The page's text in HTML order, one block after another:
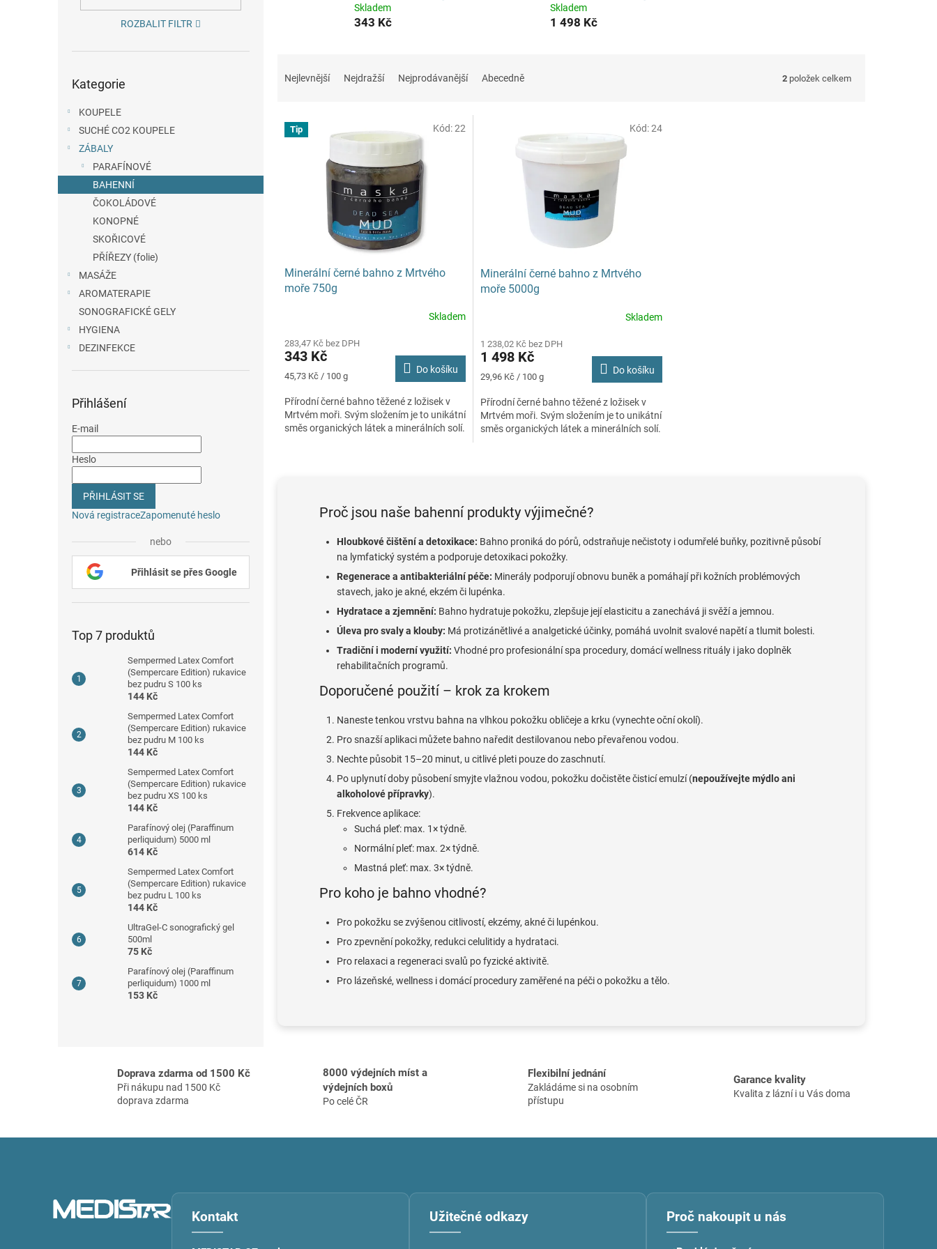
ROZBALIT FILTR
kategorie
Kategorie
KOUPELE
SUCHÉ CO2 KOUPELE
ZÁBALY
PARAFÍNOVÉ
BAHENNÍ
ČOKOLÁDOVÉ
KONOPNÉ
SKOŘICOVÉ
PŘÍŘEZY (folie)
MASÁŽE
AROMATERAPIE
SONOGRAFICKÉ GELY
HYGIENA
DEZINFEKCE
Přihlášení
E-mail
Heslo
PŘIHLÁSIT SE
Nová registraceZapomenuté heslo
nebo
Přihlásit se přes Google
Top 7 produktů
Sempermed Latex Comfort
(Sempercare Edition) rukavice
bez pudru S 100 ks
144 Kč
Sempermed Latex Comfort
(Sempercare Edition) rukavice
bez pudru M 100 ks
144 Kč
Sempermed Latex Comfort
(Sempercare Edition) rukavice
bez pudru XS 100 ks
144 Kč
Parafínový olej (Paraffinum
perliquidum) 5000 ml
614 Kč
Sempermed Latex Comfort
(Sempercare Edition) rukavice
bez pudru L 100 ks
144 Kč
UltraGel-C sonografický gel
500ml
75 Kč
Parafínový olej (Paraffinum
perliquidum) 1000 ml
153 Kč
Skladem
343 Kč
Skladem
1 498 Kč
Nejlevnější Nejdražší Nejprodávanější Abecedně 2 položek celkem
V Tip
Minerální černé bahno z Mrtvého
moře 750g
produktu
je
5,0
5
hvězdiček.
Skladem
283,47 Kč bez DPH
343 Kč
Měrná
45,73 Kč / 100 g
Do košíku
Přírodní černé bahno těžené z ložisek v
Mrtvém moři. Svým složením je to unikátní
směs organických látek a minerálních solí.
Kód:22
Minerální černé bahno z Mrtvého
moře 5000g
produktu
je
5,0
5
hvězdiček.
Skladem
1 238,02 Kč bez DPH
1 498 Kč
Měrná
29,96 Kč / 100 g
Do košíku
Přírodní černé bahno těžené z ložisek v
Mrtvém moři. Svým složením je to unikátní
směs organických látek a minerálních solí.
Kód:24
d
c
r
k
v
ý
p
Proč jsou naše bahenní produkty výjimečné?
Hloubkové čištění a detoxikace: Bahno proniká do pórů, odstraňuje nečistoty i odumřelé buňky, pozitivně působí
na lymfatický systém a podporuje detoxikaci pokožky.
Regenerace a antibakteriální péče: Minerály podporují obnovu buněk a pomáhají při kožních problémových
stavech, jako je akné, ekzém či lupénka.
Hydratace a zjemnění: Bahno hydratuje pokožku, zlepšuje její elasticitu a zanechává ji svěží a jemnou.
Úleva pro svaly a klouby: Má protizánětlivé a analgetické účinky, pomáhá uvolnit svalové napětí a tlumit bolesti.
Tradiční i moderní využití: Vhodné pro profesionální spa procedury, domácí wellness rituály i jako doplněk
rehabilitačních programů.
Doporučené použití – krok za krokem
Naneste tenkou vrstvu bahna na vlhkou pokožku obličeje a krku (vynechte oční okolí).
Pro snazší aplikaci můžete bahno naředit destilovanou nebo převařenou vodou.
Nechte působit 15–20 minut, u citlivé pleti pouze do zaschnutí.
Po uplynutí doby působení smyjte vlažnou vodou, pokožku dočistěte čisticí emulzí (nepoužívejte mýdlo ani
alkoholové přípravky).
Frekvence aplikace:
Suchá pleť: max. 1× týdně.
Normální pleť: max. 2× týdně.
Mastná pleť: max. 3× týdně.
Pro koho je bahno vhodné?
Pro pokožku se zvýšenou citlivostí, ekzémy, akné či lupénkou.
Pro zpevnění pokožky, redukci celulitidy a hydrataci.
Pro relaxaci a regeneraci svalů po fyzické aktivitě.
Pro lázeňské, wellness i domácí procedury zaměřené na péči o pokožku a tělo.
Doprava zdarma od 1500 Kč
Při nákupu nad 1500 Kč
doprava zdarma
8000 výdejních míst a
výdejních boxů
Po celé ČR
Flexibilní jednání
Zakládáme si na osobním
přístupu
Garance kvality
Kvalita z lázní i u Vás doma
Kontakt Užitečné odkazy Proč nakoupit u nás